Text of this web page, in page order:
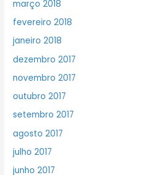
março 2018
fevereiro 2018
janeiro 2018
dezembro 2017
novembro 2017
outubro 2017
setembro 2017
agosto 2017
julho 2017
junho 2017